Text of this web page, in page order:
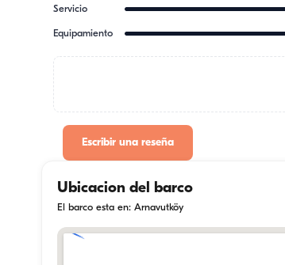
Servicio
Equipamiento
Escribir una reseña
Ubicacion del barco
El barco esta en: Arnavutköy